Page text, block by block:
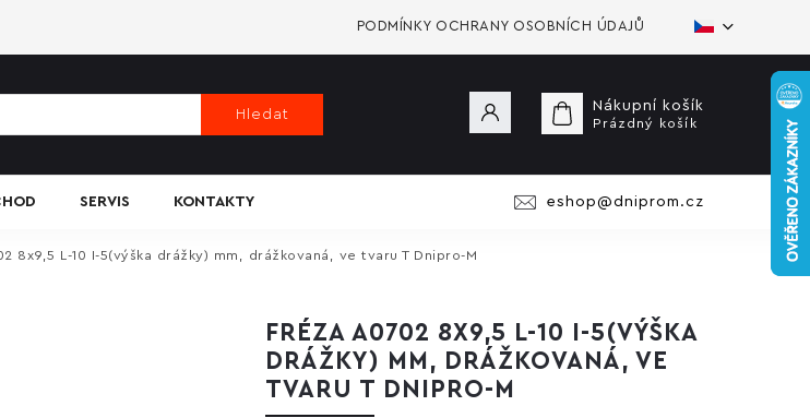
PODMÍNKY OCHRANY OSOBNÍCH ÚDAJŮ
Hledat
Nákupní košík
Prázdný košík
SERVIS KONTAKTY eshop@dniprom.cz
8x9,5 L-10 I-5(výška drážky) mm, drážkovaná, ve tvaru T Dnipro-M
FRÉZA A0702 8X9,5 L-10 I-5(VÝŠKA
DRÁŽKY) MM, DRÁŽKOVANÁ, VE
TVARU T DNIPRO-M